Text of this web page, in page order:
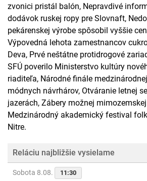
zvonici pristál balón, Nepravdivé
dodávok ruskej ropy pre Slovnaft,
pekárenskej výrobe spôsobil vyššie
Výpovedná lehota zamestnancov
Deva, Prvé neštátne protidrogové
SFÚ poverilo Ministerstvo kultúry
riaditeľa, Národné finále
módnych návrhárov, Otváranie letnej
jazerách, Zábery možnej
Medzinárodný akademický festival
Nitre.
Reláciu najbližšie vysielame
Sobota 8.08. 11:30